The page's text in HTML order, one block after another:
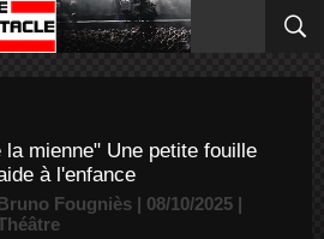
mienne" Une petite fouille
à l'enfance
Fougniès | 08/10/2025 |